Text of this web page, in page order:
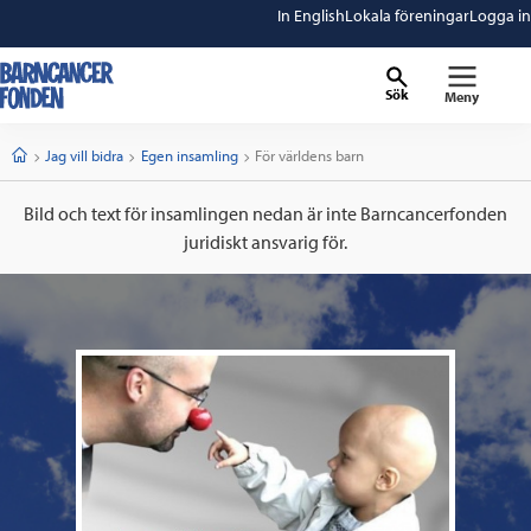
In EnglishLokala föreningarLogga in
Sök Meny
StartJag vill bidra Egen insamling Current:
För världens barn
Bild och text för insamlingen nedan är inte Barncancerfonden
juridiskt ansvarig för.